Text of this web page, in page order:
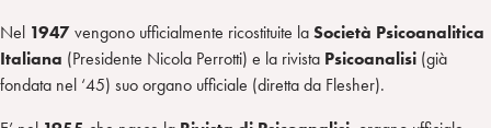
Nel 1947 vengono ufficialmente ricostituite la Società Psicoanalitica
Italiana (Presidente Nicola Perrotti) e la rivista Psicoanalisi (già
fondata nel ‘45) suo organo ufficiale (diretta da Flesher).